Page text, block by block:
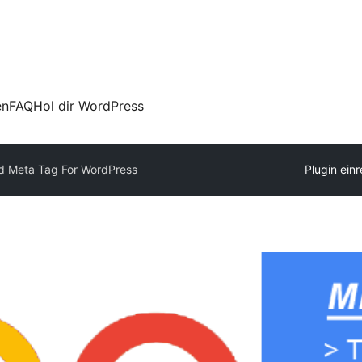
FAQHol dir WordPress
Meta Tag For WordPress Plugin